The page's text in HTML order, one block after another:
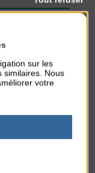
sur les
similaires. Nous
votre